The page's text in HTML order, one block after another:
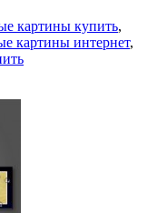
картины купить,
картины интернет,